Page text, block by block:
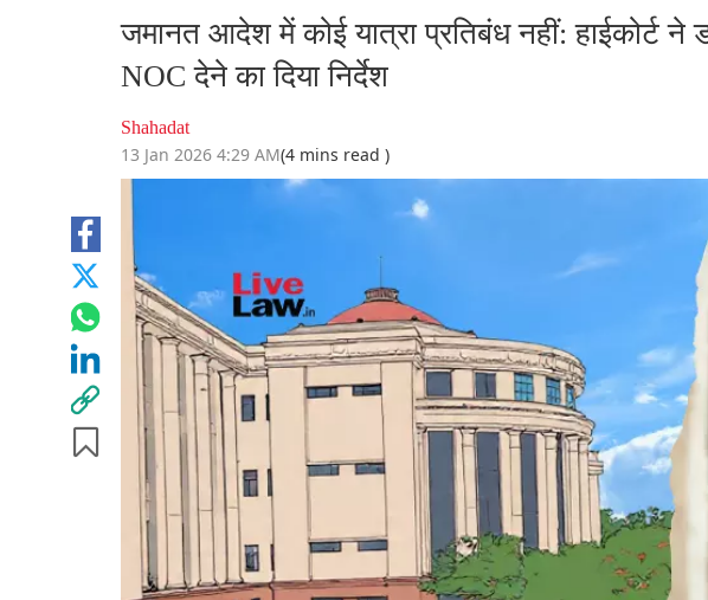
जमानत आदेश में कोई यात्रा प्रतिबंध नहीं: हाईकोर्ट ने
NOC देने का दिया निर्देश
Shahadat
13 Jan 2026 4:29 AM(4 mins read )